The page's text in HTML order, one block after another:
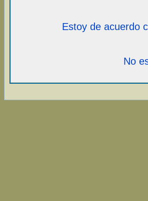
Estoy de acuerdo
No